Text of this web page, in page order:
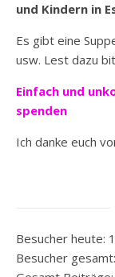
und Kindern in
Es gibt eine
usw. Lest dazu
Einfach und
spenden
Ich danke euch
Besucher heute:
Besucher gesamt: